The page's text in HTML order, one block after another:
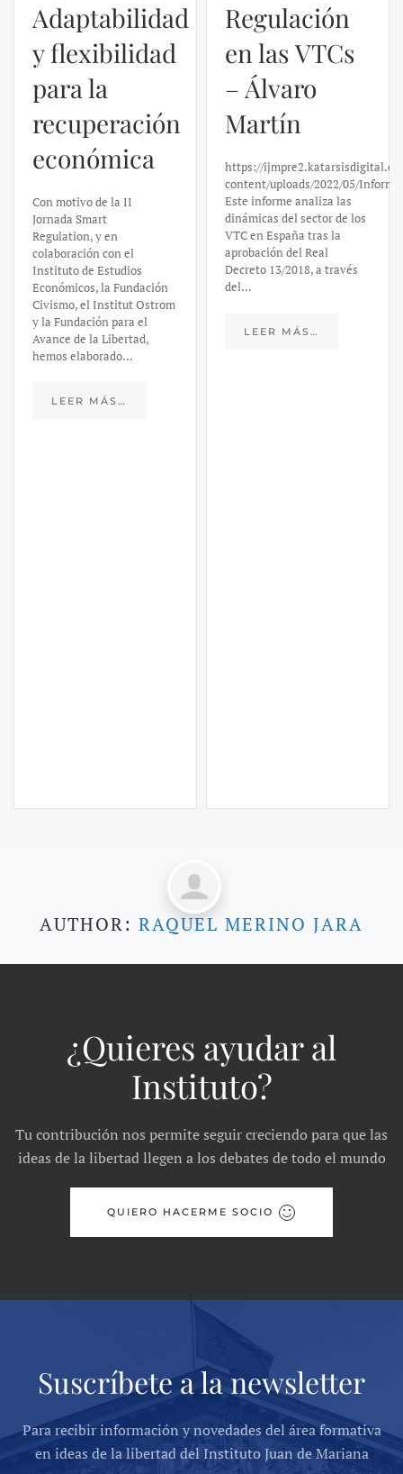
Adaptabilidad
y flexibilidad
para la
recuperación
económica
Con motivo de la II
Jornada Smart
Regulation, y en
colaboración con el
Instituto de Estudios
Económicos, la Fundación
Civismo, el Institut Ostrom
y la Fundación para el
Avance de la Libertad,
hemos elaborado…
LEER MÁS…
Regulación
en las VTCs
– Álvaro
Martín
https://
content/uploads/2022/05/
Este informe analiza las
dinámicas del sector de los
VTC en España tras la
aprobación del Real
Decreto 13/2018, a través
del…
LEER MÁS…
AUTHOR: RAQUEL MERINO JARA
¿Quieres ayudar al
Instituto?
Tu contribución nos permite seguir creciendo para que las
ideas de la libertad llegen a los debates de todo el mundo
QUIERO HACERME SOCIO
Suscríbete a la newsletter
Para recibir información y novedades del área formativa
en ideas de la libertad del Instituto Juan de Mariana